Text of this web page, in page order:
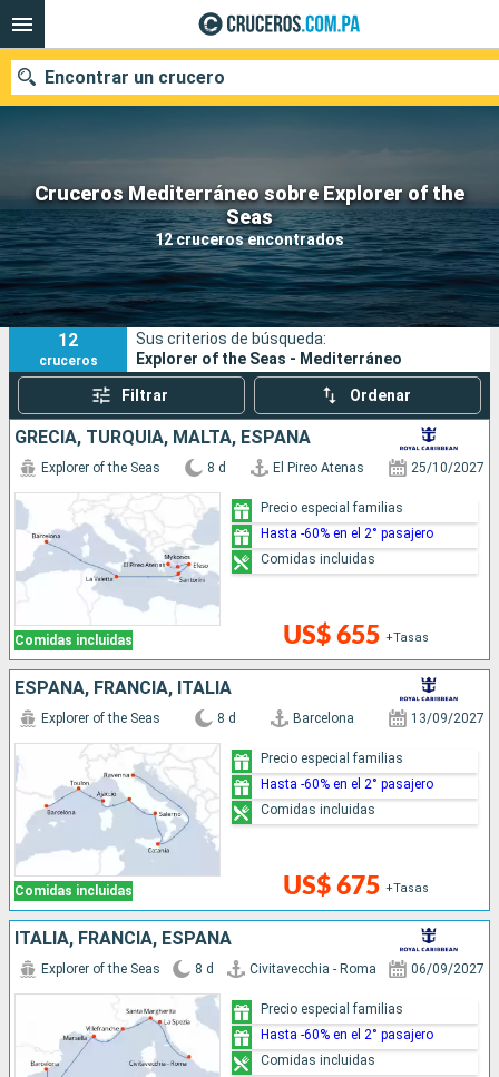
Cruceros Mediterráneo sobre Explorer of the
Seas
12 cruceros encontrados
Encontrar un crucero
Nuestros destinos
Fecha de salida
Puertos Compañías
Buscar
12
cruceros
Sus criterios de búsqueda:
Explorer of the Seas - Mediterráneo
Filtrar Ordenar
GRECIA, TURQUÍA, MALTA, ESPAÑA
Comidas incluidas
Explorer of the Seas 8 d El Pireo Atenas 25/10/2027
US$ 655 +Tasas
Precio especial familias
Hasta -60% en el 2° pasajero
Comidas incluidas
ESPAÑA, FRANCIA, ITALIA
Comidas incluidas
Explorer of the Seas 8 d Barcelona 13/09/2027
US$ 675 +Tasas
Precio especial familias
Hasta -60% en el 2° pasajero
Comidas incluidas
ITALIA, FRANCIA, ESPAÑA
Explorer of the Seas 8 d Civitavecchia - Roma 06/09/2027
Precio especial familias
Hasta -60% en el 2° pasajero
Comidas incluidas